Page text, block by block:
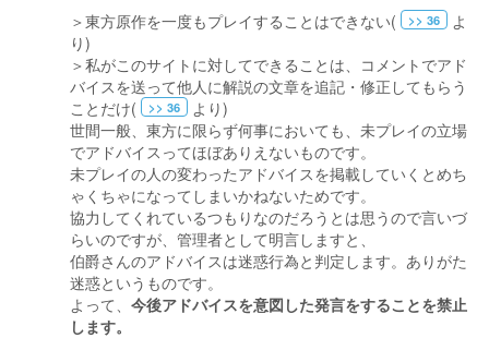
＞東方原作を一度もプレイすることはできない(
>> 36
よ
り)
＞私がこのサイトに対してできることは、コメントでアド
バイスを送って他人に解説の文章を追記・修正してもらう
ことだけ(
>> 36
より)
世間一般、東方に限らず何事においても、未プレイの立場
でアドバイスってほぼありえないものです。
未プレイの人の変わったアドバイスを掲載していくとめち
ゃくちゃになってしまいかねないためです。
協力してくれているつもりなのだろうとは思うので言いづ
らいのですが、管理者として明言しますと、
伯爵さんのアドバイスは迷惑行為と判定します。ありがた
迷惑というものです。
よって、 今後アドバイスを意図した発言をすることを禁止
します。